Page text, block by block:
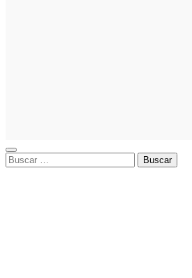
Buscar: